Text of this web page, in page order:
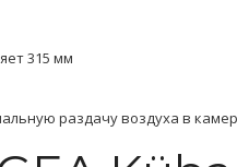
315 мм
раздачу воздуха в